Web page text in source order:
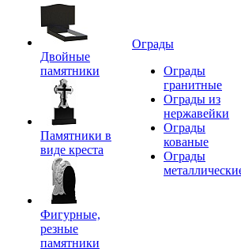
Двойные
памятники
Памятники в
виде креста
Фигурные,
резные
памятники
Ограды
Ограды
гранитные
Ограды из
нержавейки
Ограды
кованые
Ограды